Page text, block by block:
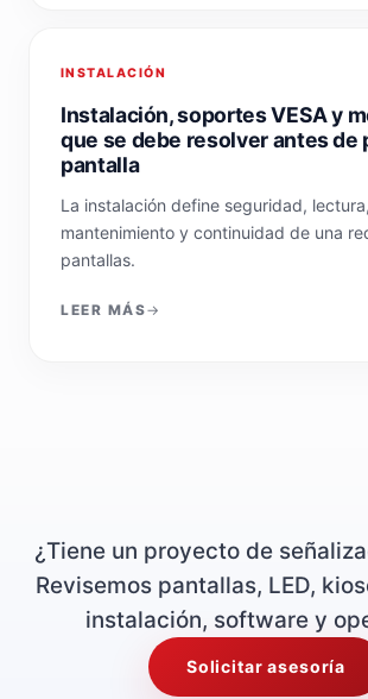
INSTALACIÓN
Instalación, soportes VESA y
que se debe resolver antes de
pantalla
La instalación define seguridad, lectura,
mantenimiento y continuidad de una
pantallas.
LEER MÁS
¿Tiene un proyecto de
Revisemos pantallas, LED,
instalación, software y
Solicitar asesoría